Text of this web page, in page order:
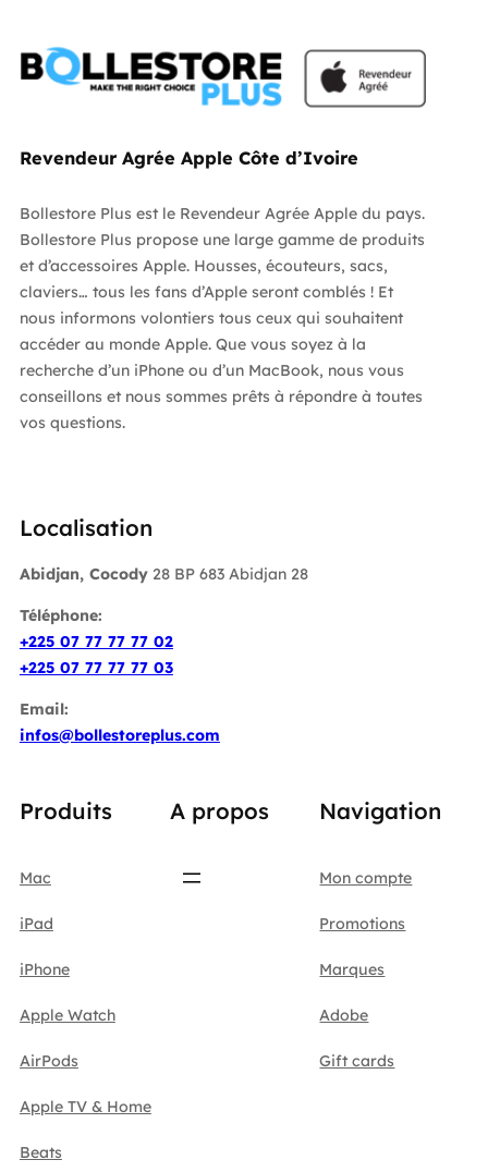
Revendeur Agrée Apple Côte d’Ivoire
Bollestore Plus est le Revendeur Agrée Apple du pays.
Bollestore Plus propose une large gamme de produits
et d’accessoires Apple. Housses, écouteurs, sacs,
claviers… tous les fans d’Apple seront comblés ! Et
nous informons volontiers tous ceux qui souhaitent
accéder au monde Apple. Que vous soyez à la
recherche d’un iPhone ou d’un MacBook, nous vous
conseillons et nous sommes prêts à répondre à toutes
vos questions.
Localisation
Abidjan, Cocody28 BP 683 Abidjan 28
Téléphone:
+225 07 77 77 77 02
+225 07 77 77 77 03
Email:
infos@bollestoreplus.com
Produits
Mac
iPad
iPhone
Apple Watch
AirPods
Apple TV & Home
Beats
A propos Navigation
Mon compte
Promotions
Marques
Adobe
Gift cards